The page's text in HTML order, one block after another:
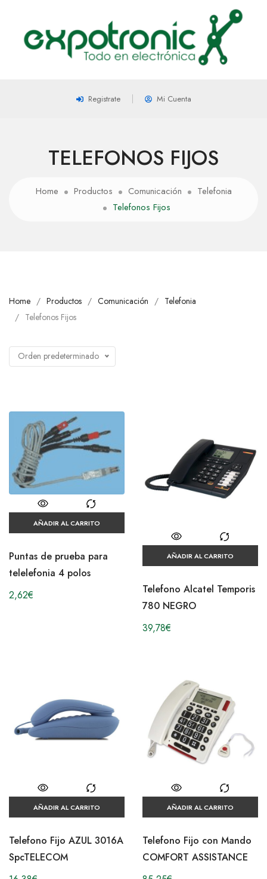
Registrate Mi Cuenta
TELEFONOS FIJOS
Home Productos Comunicación
Telefonia
Telefonos Fijos
Home Productos Comunicación
Telefonia
Telefonos Fijos
Orden predeterminado
AÑADIR AL CARRITO
Puntas de prueba para
telelefonia 4 polos
2,62€
AÑADIR AL CARRITO
Telefono Alcatel Temporis
780 NEGRO
39,78€
AÑADIR AL CARRITO
Telefono Fijo AZUL 3016A
SpcTELECOM
AÑADIR AL CARRITO
Telefono Fijo con Mando
COMFORT ASSISTANCE